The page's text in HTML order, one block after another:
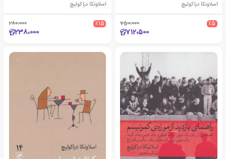
اسلاونکا دراکولیچ
٪5 750،000
712،500
اسلاونکا دراکولیچ
٪15 280،000
238،000